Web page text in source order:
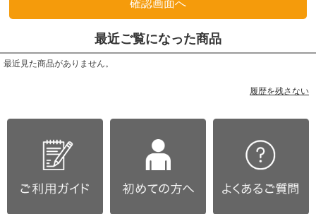
最近ご覧になった商品
最近見た商品がありません。
履歴を残さない